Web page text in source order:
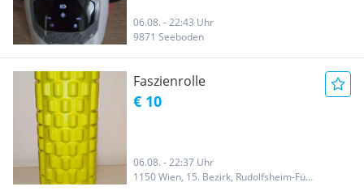
06.08. - 22:43 Uhr
9871 Seeboden
Faszienrolle
€ 10
06.08. - 22:37 Uhr
1150 Wien, 15. Bezirk, Rudolfsheim-Fünfhaus